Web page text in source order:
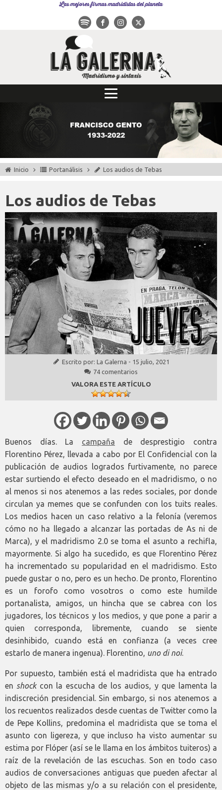
Las mejores firmas madridistas del planeta
Inicio Portanálisis Los audios de Tebas
Los audios de Tebas
Escrito por: La Galerna - 15 julio, 2021
74 comentarios
VALORA ESTE ARTÍCULO
Buenos días. La campaña de desprestigio contra
Florentino Pérez, llevada a cabo por El Confidencial con la
publicación de audios logrados furtivamente, no parece
estar surtiendo el efecto deseado en el madridismo, o no
al menos si nos atenemos a las redes sociales, por donde
circulan ya memes que se confunden con los tuits reales.
Los medios hacen un caso relativo a la felonía (veremos
cómo no ha llegado a alcanzar las portadas de As ni de
Marca), y el madridismo 2.0 se toma el asunto a rechifla,
mayormente. Si algo ha sucedido, es que Florentino Pérez
ha incrementado su popularidad en el madridismo. Esto
puede gustar o no, pero es un hecho. De pronto, Florentino
es un forofo como vosotros o como este humilde
portanalista, amigos, un hincha que se cabrea con los
jugadores, los técnicos y los medios, y que pone a parir a
quien corresponda, libremente, cuando se siente
desinhibido, cuando está en confianza (a veces cree
estarlo de manera ingenua). Florentino, uno di noi.
Por supuesto, también está el madridista que ha entrado
en shockcon la escucha de los audios, y que lamenta la
indiscreción presidencial. Sin embargo, si nos atenemos a
los recuentos realizados desde cuentas de Twitter como la
de Pepe Kollins, predomina el madridista que se toma el
asunto con ligereza, y que incluso ha visto aumentar su
estima por Flóper (así se le llama en los ámbitos tuiteros) a
raíz de la revelación de las escuchas. Son en todo caso
audios de conversaciones antiguas que pueden afectar al
objeto de las mismas y/o a su relación con el presidente,